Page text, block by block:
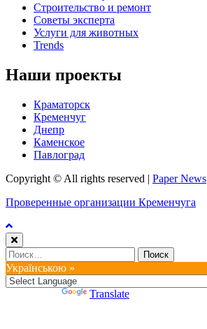
Строительство и ремонт
Советы эксперта
Услуги для животных
Trends
Наши проекты
Краматорск
Кременчуг
Днепр
Каменское
Павлоград
Copyright © All rights reserved | Paper News
Проверенные организации Кременчуга
Найти:
Українською »
Translate